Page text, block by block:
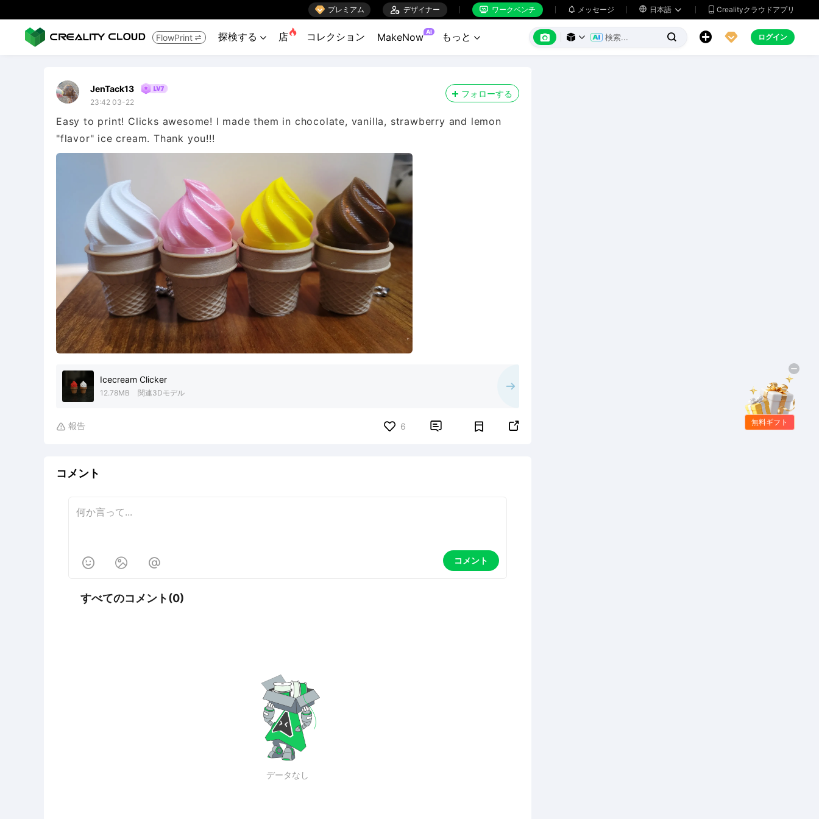
 プレミアム  デザイナー  ワークベンチ  メッセージ  日本語   Crealityクラウドアプリ
FlowPrint  探検する  店 コレクション MakeNow AI もっと        ログイン
JenTack13
23:42 03-22
フォローする
Easy to print! Clicks awesome! I made them in chocolate, vanilla, strawberry and lemon
"flavor" ice cream. Thank you!!!
Icecream Clicker
12.78MB 関連3Dモデル
 報告 6  
コメント
   コメント
すべてのコメント(0)
データなし
無料ギフト